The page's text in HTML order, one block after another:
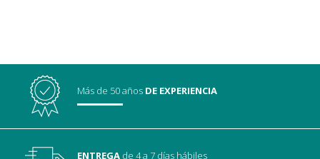
Más de 50 años DE EXPERIENCIA
ENTREGA de 4 a 7 días hábiles